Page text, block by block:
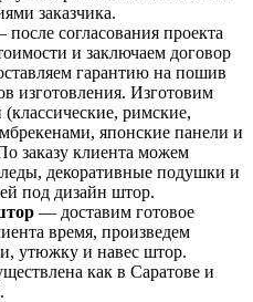
заказчика.
согласования проекта
и заключаем договор
гарантию на пошив
изготовления. Изготовим
римские,
японские панели и
заказу клиента можем
декоративные подушки и
под дизайн штор.
— доставим готовое
время, произведем
утюжку и навес штор.
как в Саратове и